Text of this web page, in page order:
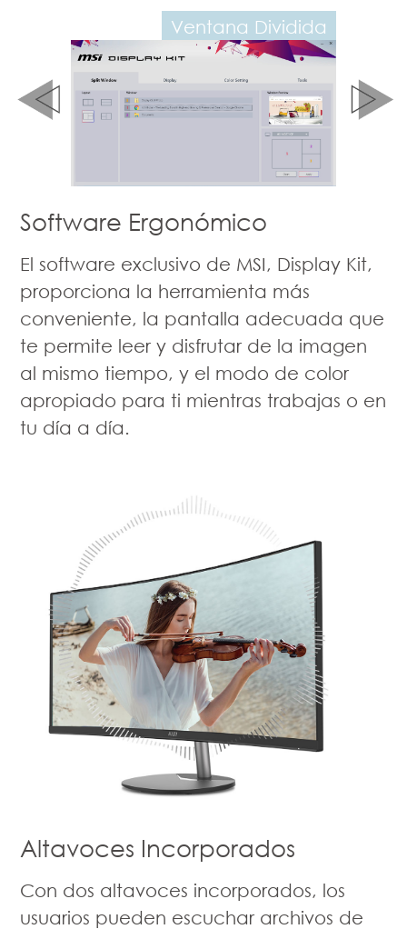
Ajuste de Modo de Color
Software Ergonómico
El software exclusivo de MSI, Display Kit,
proporciona la herramienta más
conveniente, la pantalla adecuada que
te permite leer y disfrutar de la imagen
al mismo tiempo, y el modo de color
apropiado para ti mientras trabajas o en
tu día a día.
Altavoces Incorporados
Con dos altavoces incorporados, los
usuarios pueden escuchar archivos de